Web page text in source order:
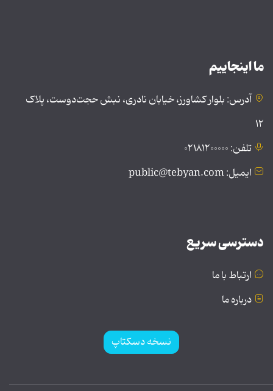
ما اینجاییم
آدرس: بلوار کشاورز، خیابان نادری، نبش حجت‌دوست، پلاک
۱۲
تلفن: ۰۲۱۸۱۲۰۰۰۰۰
ایمیل: public@tebyan.com
دسترسی سریع
ارتباط با ما
درباره ما
نسخه دسکتاپ